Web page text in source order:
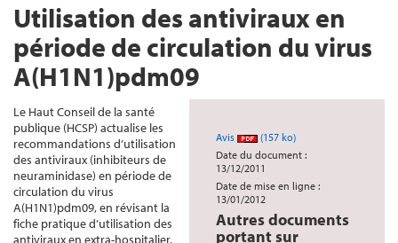
Utilisation des antiviraux en
période de circulation du virus
A(H1N1)pdm09
Avis
(157 ko)
Date du document :
13/12/2011
Date de mise en ligne :
13/01/2012
Autres documents
portant sur
Le Haut Conseil de la santé
publique (HCSP) actualise les
recommandations d’utilisation
des antiviraux (inhibiteurs de
neuraminidase) en période de
circulation du virus
A(H1N1)pdm09, en révisant la
fiche pratique d’utilisation des
antiviraux en extra-hospitalier,